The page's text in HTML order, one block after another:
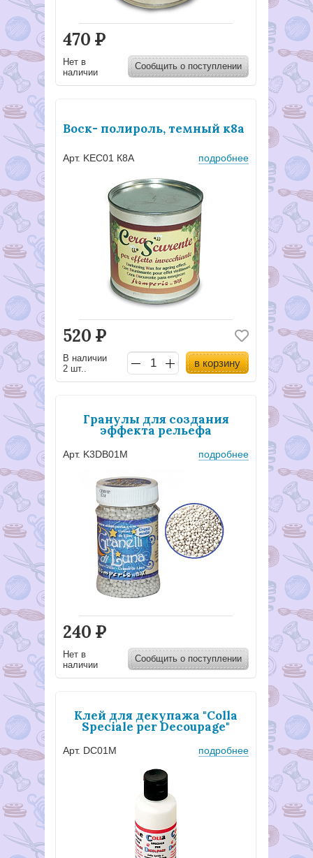
470 Р
Нет в
наличии
Сообщить о поступлении
Воск- полироль, темный к8а
Арт. KEC01 К8А подробнее
520 Р
В наличии
2 шт..
в корзину
Гранулы для создания
эффекта рельефа
Арт. K3DB01M подробнее
240 Р
Нет в
наличии
Сообщить о поступлении
Клей для декупажа "Colla
Speciale per Decoupage"
Арт. DC01M подробнее